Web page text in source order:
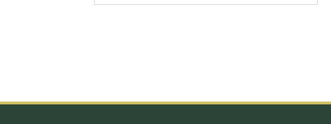
végétales les plus prisées dans les